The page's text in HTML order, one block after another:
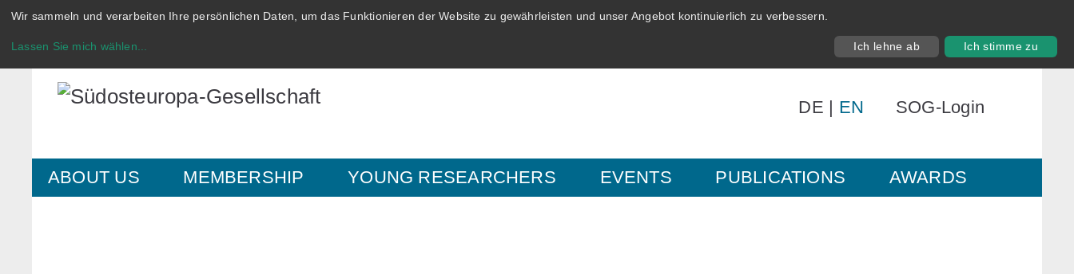
Wir sammeln und verarbeiten Ihre persönlichen Daten, um das Funktionieren der Website zu gewährleisten und unser Angebot kontinuierlich zu verbessern.
Lassen Sie mich wählen... Ich lehne ab Ich stimme zu
DE | EN SOG-Login
ABOUT US MEMBERSHIP YOUNG RESEARCHERS EVENTS PUBLICATIONS AWARDS